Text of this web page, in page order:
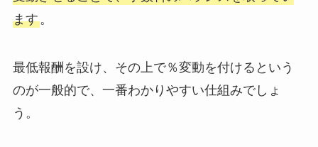
ます。
最低報酬を設け、その上で％変動を付けるという
のが一般的で、一番わかりやすい仕組みでしょ
う。